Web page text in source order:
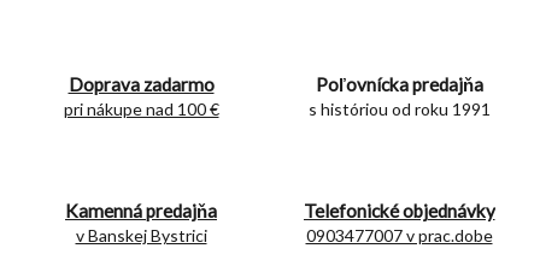
Doprava zadarmo
pri nákupe nad 100 €
Poľovnícka predajňa
s históriou od roku 1991
Kamenná predajňa
v Banskej Bystrici
Telefonické objednávky
0903477007 v prac.dobe